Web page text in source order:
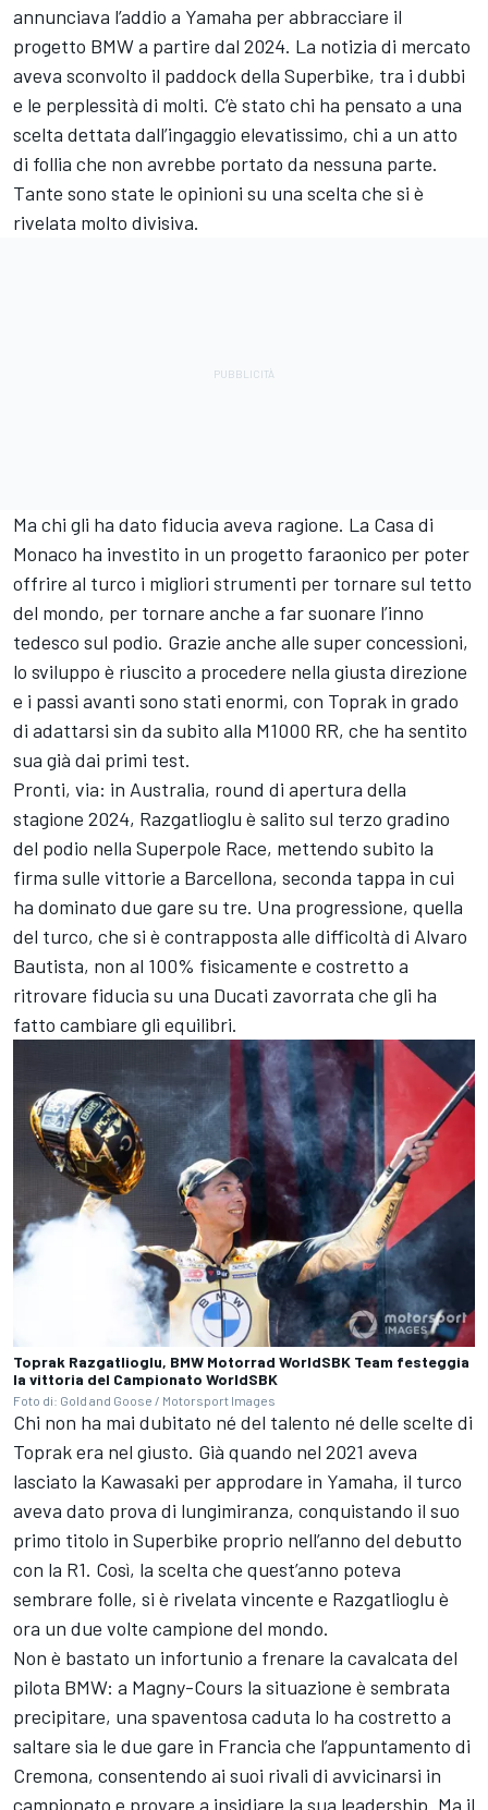
annunciava l’addio a Yamaha per abbracciare il
progetto BMW a partire dal 2024. La notizia di mercato
aveva sconvolto il paddock della Superbike, tra i dubbi
e le perplessità di molti. C’è stato chi ha pensato a una
scelta dettata dall’ingaggio elevatissimo, chi a un atto
di follia che non avrebbe portato da nessuna parte.
Tante sono state le opinioni su una scelta che si è
rivelata molto divisiva.
Ma chi gli ha dato fiducia aveva ragione. La Casa di
Monaco ha investito in un progetto faraonico per poter
offrire al turco i migliori strumenti per tornare sul tetto
del mondo, per tornare anche a far suonare l’inno
tedesco sul podio. Grazie anche alle super concessioni,
lo sviluppo è riuscito a procedere nella giusta direzione
e i passi avanti sono stati enormi, con Toprak in grado
di adattarsi sin da subito alla M1000 RR, che ha sentito
sua già dai primi test.
Pronti, via: in Australia, round di apertura della
stagione 2024, Razgatlioglu è salito sul terzo gradino
del podio nella Superpole Race, mettendo subito la
firma sulle vittorie a Barcellona, seconda tappa in cui
ha dominato due gare su tre. Una progressione, quella
del turco, che si è contrapposta alle difficoltà di Alvaro
Bautista, non al 100% fisicamente e costretto a
ritrovare fiducia su una Ducati zavorrata che gli ha
fatto cambiare gli equilibri.
Toprak Razgatlioglu, BMW Motorrad WorldSBK Team festeggia
la vittoria del Campionato WorldSBK
Foto di: Gold and Goose / Motorsport Images
Chi non ha mai dubitato né del talento né delle scelte di
Toprak era nel giusto. Già quando nel 2021 aveva
lasciato la Kawasaki per approdare in Yamaha, il turco
aveva dato prova di lungimiranza, conquistando il suo
primo titolo in Superbike proprio nell’anno del debutto
con la R1. Così, la scelta che quest’anno poteva
sembrare folle, si è rivelata vincente e Razgatlioglu è
ora un due volte campione del mondo.
Non è bastato un infortunio a frenare la cavalcata del
pilota BMW: a Magny-Cours la situazione è sembrata
precipitare, una spaventosa caduta lo ha costretto a
saltare sia le due gare in Francia che l’appuntamento di
Cremona, consentendo ai suoi rivali di avvicinarsi in
campionato e provare a insidiare la sua leadership. Ma il